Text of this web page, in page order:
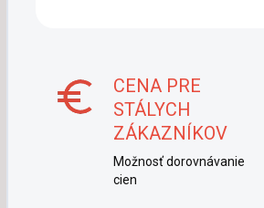
CENA PRE
STÁLYCH
ZÁKAZNÍKOV
Možnosť dorovnávanie
cien